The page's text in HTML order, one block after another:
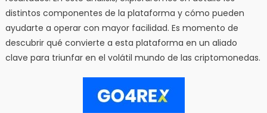
distintos componentes de la plataforma y cómo pueden
ayudarte a operar con mayor facilidad. Es momento de
descubrir qué convierte a esta plataforma en un aliado
clave para triunfar en el volátil mundo de las criptomonedas.